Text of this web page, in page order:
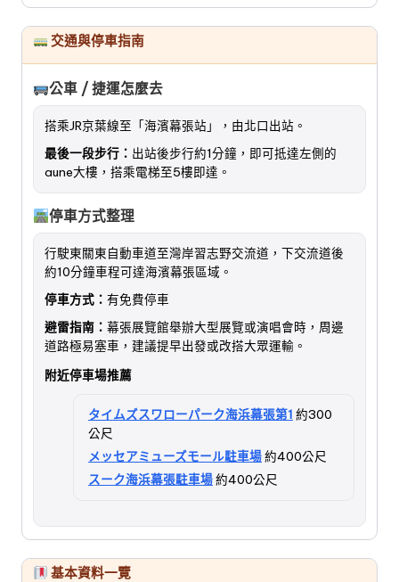
交通與停車指南
公車 / 捷運怎麼去
搭乘JR京葉線至「海濱幕張站」，由北口出站。
最後一段步行： 出站後步行約1分鐘，即可抵達左側的
aune大樓，搭乘電梯至5樓即達。
停車方式整理
行駛東關東自動車道至灣岸習志野交流道，下交流道後
約10分鐘車程可達海濱幕張區域。
停車方式： 有免費停車
避雷指南： 幕張展覽館舉辦大型展覽或演唱會時，周邊
道路極易塞車，建議提早出發或改搭大眾運輸。
附近停車場推薦
タイムズスワローパーク海浜幕張第1 約300
公尺
メッセアミューズモール駐車場約400公尺
スーク海浜幕張駐車場約400公尺
基本資料一覽